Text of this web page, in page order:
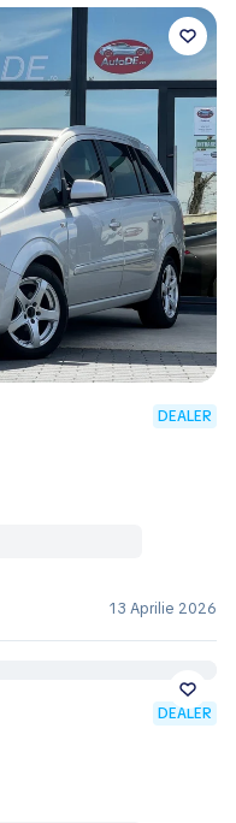
DEALER
13 Aprilie 2026
DEALER